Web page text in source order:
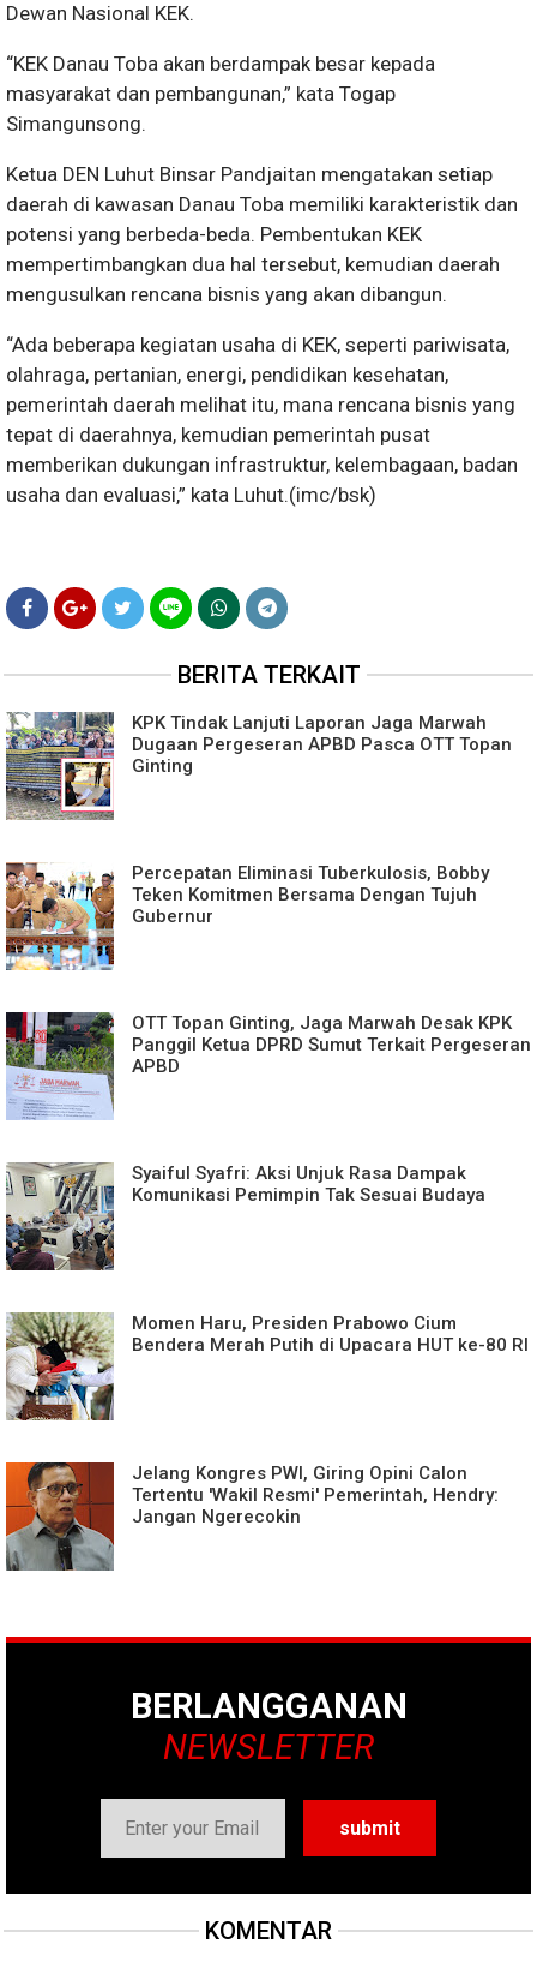
Dewan Nasional KEK.
“KEK Danau Toba akan berdampak besar kepada
masyarakat dan pembangunan,” kata Togap
Simangunsong.
Ketua DEN Luhut Binsar Pandjaitan mengatakan setiap
daerah di kawasan Danau Toba memiliki karakteristik dan
potensi yang berbeda-beda. Pembentukan KEK
mempertimbangkan dua hal tersebut, kemudian daerah
mengusulkan rencana bisnis yang akan dibangun.
“Ada beberapa kegiatan usaha di KEK, seperti pariwisata,
olahraga, pertanian, energi, pendidikan kesehatan,
pemerintah daerah melihat itu, mana rencana bisnis yang
tepat di daerahnya, kemudian pemerintah pusat
memberikan dukungan infrastruktur, kelembagaan, badan
usaha dan evaluasi,” kata Luhut.(imc/bsk)
BERITA TERKAIT
KPK Tindak Lanjuti Laporan Jaga Marwah
Dugaan Pergeseran APBD Pasca OTT Topan
Ginting
Percepatan Eliminasi Tuberkulosis, Bobby
Teken Komitmen Bersama Dengan Tujuh
Gubernur
OTT Topan Ginting, Jaga Marwah Desak KPK
Panggil Ketua DPRD Sumut Terkait Pergeseran
APBD
Syaiful Syafri: Aksi Unjuk Rasa Dampak
Komunikasi Pemimpin Tak Sesuai Budaya
Momen Haru, Presiden Prabowo Cium
Bendera Merah Putih di Upacara HUT ke-80 RI
Jelang Kongres PWI, Giring Opini Calon
Tertentu 'Wakil Resmi' Pemerintah, Hendry:
Jangan Ngerecokin
BERLANGGANAN
NEWSLETTER
KOMENTAR